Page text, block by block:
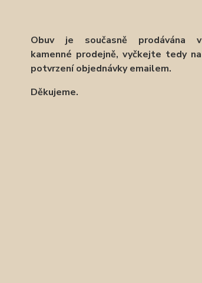
Obuv je současně prodávána v
kamenné prodejně, vyčkejte tedy na
potvrzení objednávky emailem.
Děkujeme.